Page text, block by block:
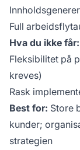
Full
Hva du ikke får:
Fleksibilitet på
kreves)
Rask
Best for: Store
kunder;
strategien